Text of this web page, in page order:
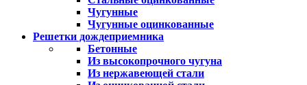
Чугунные
Чугунные оцинкованные
Решетки дождеприемника
Бетонные
Из высокопрочного чугуна
Из нержавеющей стали